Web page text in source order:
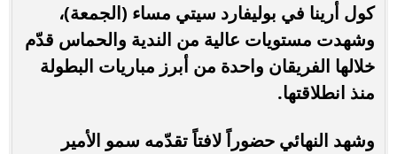
كول أرينا في بوليفارد سيتي مساء (الجمعة)،
وشهدت مستويات عالية من الندية والحماس قدّم
خلالها الفريقان واحدة من أبرز مباريات البطولة
منذ انطلاقتها.
وشهد النهائي حضوراً لافتاً تقدّمه سمو الأمير